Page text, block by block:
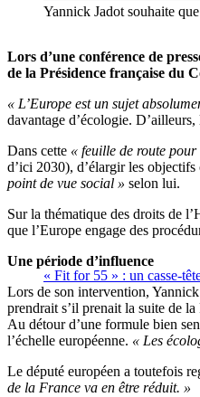
Yannick Jadot souhaite
Lors d’une conférence de
de la Présidence française du
« L’Europe est un sujet
davantage d’écologie.
Dans cette « feuille de route
d’ici 2030), d’élargir les
point de vue social » selon lui.
Sur la thématique des droits de
que l’Europe engage des
« Fit for 55 » : un casse-
Une période d’influence
Lors de son intervention, Yannick
prendrait s’il prenait la suite de
Au détour d’une formule bien
l’échelle européenne. « Les
Le député européen a toutefois
de la France va en être réduit. »